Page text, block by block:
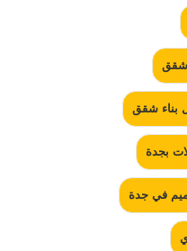
شقق
بناء شقق
بجدة
في جدة